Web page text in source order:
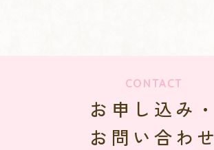
CONTACT
お申し込み・
お問い合わせ